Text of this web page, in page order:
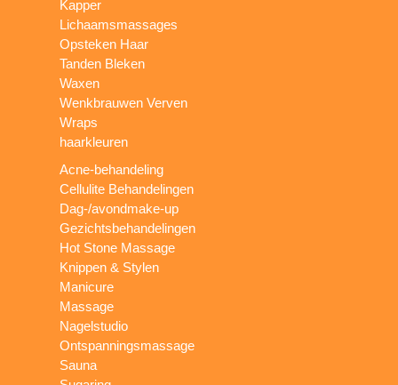
Kapper
Lichaamsmassages
Opsteken Haar
Tanden Bleken
Waxen
Wenkbrauwen Verven
Wraps
haarkleuren
Acne-behandeling
Cellulite Behandelingen
Dag-/avondmake-up
Gezichtsbehandelingen
Hot Stone Massage
Knippen & Stylen
Manicure
Massage
Nagelstudio
Ontspanningsmassage
Sauna